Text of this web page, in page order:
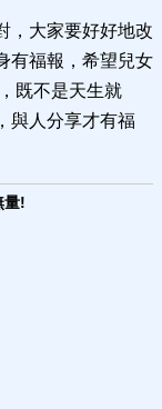
，大家要好好地改
有福報，希望兒女
既不是天生就
與人分享才有福
量!